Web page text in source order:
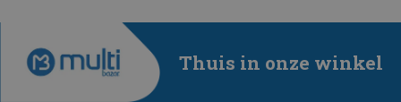
Thuis in onze winkel